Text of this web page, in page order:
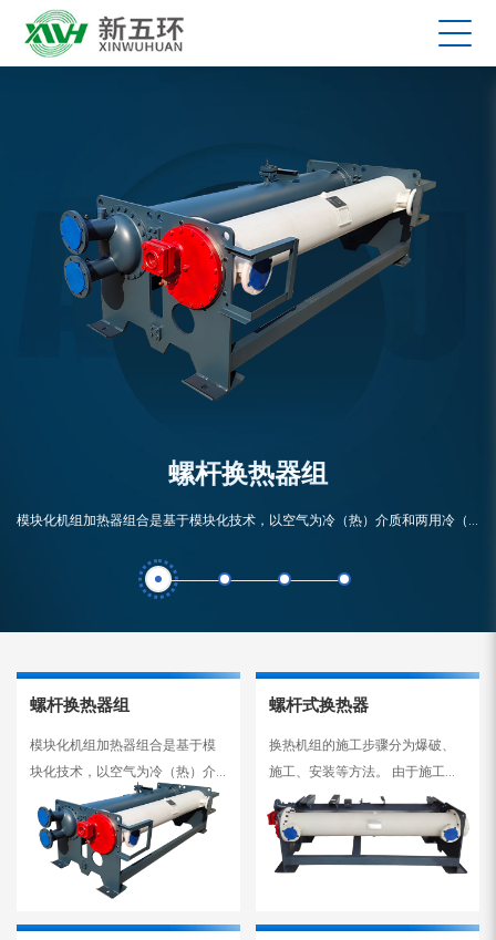
螺杆换热器组
螺杆换热器组
模块化机组加热器组合是基于模
块化技术，以空气为冷（热）介
质和两用冷（热）源的一体化中
央空调设备。市场上的风冷模块
化机组分为单冷式和热泵式。市
场上风冷式模块机组一般是指热
泵式风冷模块机组，又称风冷式
热泵机组。该机组具有效率高、
螺杆式换热器
换热机组的施工步骤分为爆破、
施工、安装等方法。 由于施工过
程和技术难度相结合，施工前应
严格制定施工方案。合理、踏
实、细心，会与技术人员一起学
习，确保项目的成功。换热机组
炸性和精度要求很高。例如，如